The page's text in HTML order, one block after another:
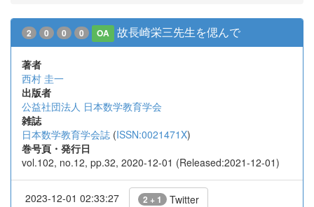
2 0 0 0 OA 故長崎栄三先生を偲んで
著者
西村 圭一
出版者
公益社団法人 日本数学教育学会
雑誌
日本数学教育学会誌 (ISSN:0021471X)
巻号頁・発行日
vol.102, no.12, pp.32, 2020-12-01 (Released:2021-12-01)
2023-12-01 02:33:27 2 + 1 Twitter